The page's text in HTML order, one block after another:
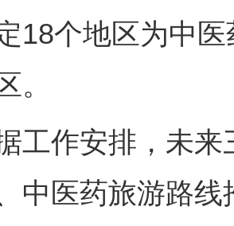
18个地区为中
。
作安排，未来
中医药旅游路